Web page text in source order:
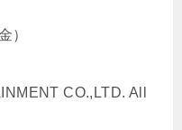
）
CO.,LTD. All